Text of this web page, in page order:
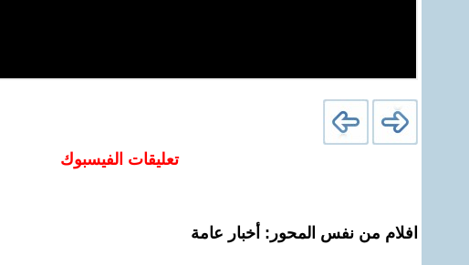
تعليقات الفيسبوك
افلام من نفس المحور: أخبار عامة